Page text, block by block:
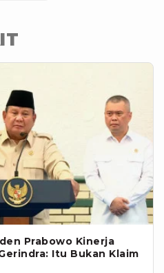
Prabowo Kinerja
Itu Bukan Klaim